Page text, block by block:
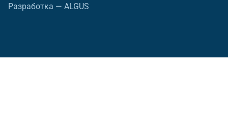
Разработка — ALGUS